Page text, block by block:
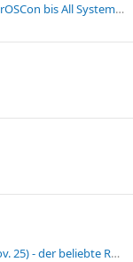
Der Open-Source-Spätsommer '26: von FrOSCon bis All Systems Go: Meetings, Hackercamps, Workshops & einige noch offene ”Calls-for-Papers"
Zotero Version 7.0.30 freigegeben (20. Nov. 25) - der beliebte Reference Manager wurde weiter überarbeitet.